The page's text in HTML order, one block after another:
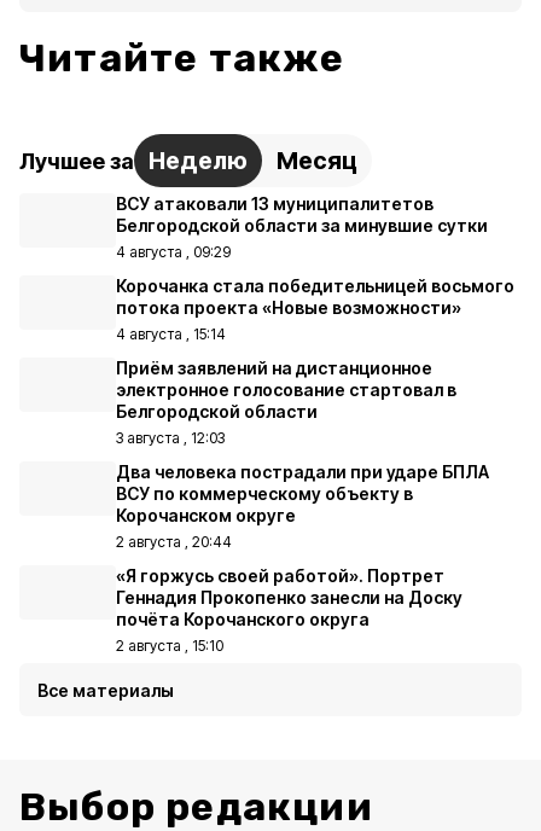
Читайте также
Лучшее за Неделю Месяц
ВСУ атаковали 13 муниципалитетов
Белгородской области за минувшие сутки
4 августа , 09:29
Корочанка стала победительницей восьмого
потока проекта «Новые возможности»
4 августа , 15:14
Приём заявлений на дистанционное
электронное голосование стартовал в
Белгородской области
3 августа , 12:03
Два человека пострадали при ударе БПЛА
ВСУ по коммерческому объекту в
Корочанском округе
2 августа , 20:44
«Я горжусь своей работой». Портрет
Геннадия Прокопенко занесли на Доску
почёта Корочанского округа
2 августа , 15:10
Все материалы
Выбор редакции